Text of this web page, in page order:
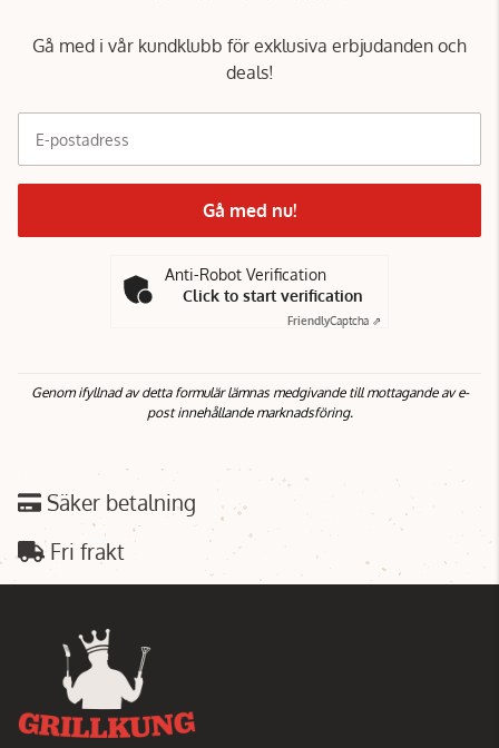
Gå med i vår kundklubb för exklusiva erbjudanden och
deals!
E-postadress
Gå med nu!
Anti-Robot Verification
Click to start verification
FriendlyCaptcha ⇗
Genom ifyllnad av detta formulär lämnas medgivande till mottagande av e-
post innehållande marknadsföring.
Säker betalning
Fri frakt